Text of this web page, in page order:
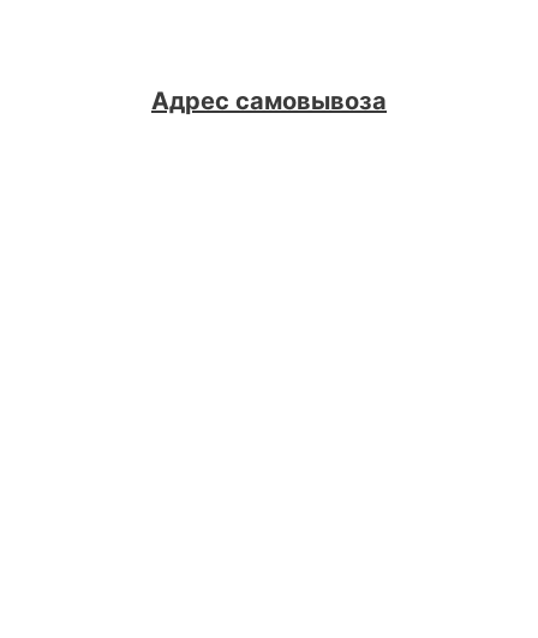
Адрес самовывоза